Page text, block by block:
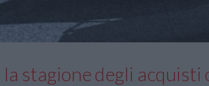
stagione degli acquisti